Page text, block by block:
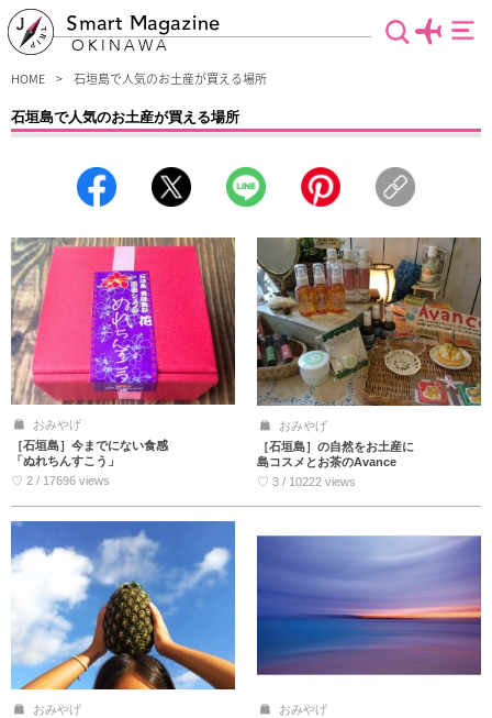
Smart Magazine
OKINAWA
HOME 石垣島で人気のお土産が買える場所
石垣島で人気のお土産が買える場所
お土産と言えば、有名な石垣牛や海水塩、パイナップルなどを使った商品ですが、
他にも八重山の伝統工芸品やスパイシーな調味料、化粧品などがありバラエティに
おみやげ
［石垣島］今までにない食感
「ぬれちんすこう」
♡ 2 / 17696 views
おみやげ
［石垣島］の自然をお土産に
島コスメとお茶のAvance
♡ 3 / 10222 views
おみやげ
おみやげ